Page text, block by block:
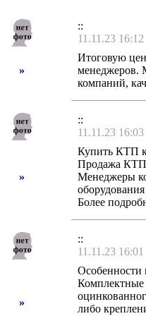
::
11.11.23 16:12
»
Итоговую
менеджеров.
компаний,
::
11.11.23 16:03
»
Купить КТП
Продажа КТП
Менеджеры
Более
::
11.11.23 16:01
»
Особенности
Комплектные
либо